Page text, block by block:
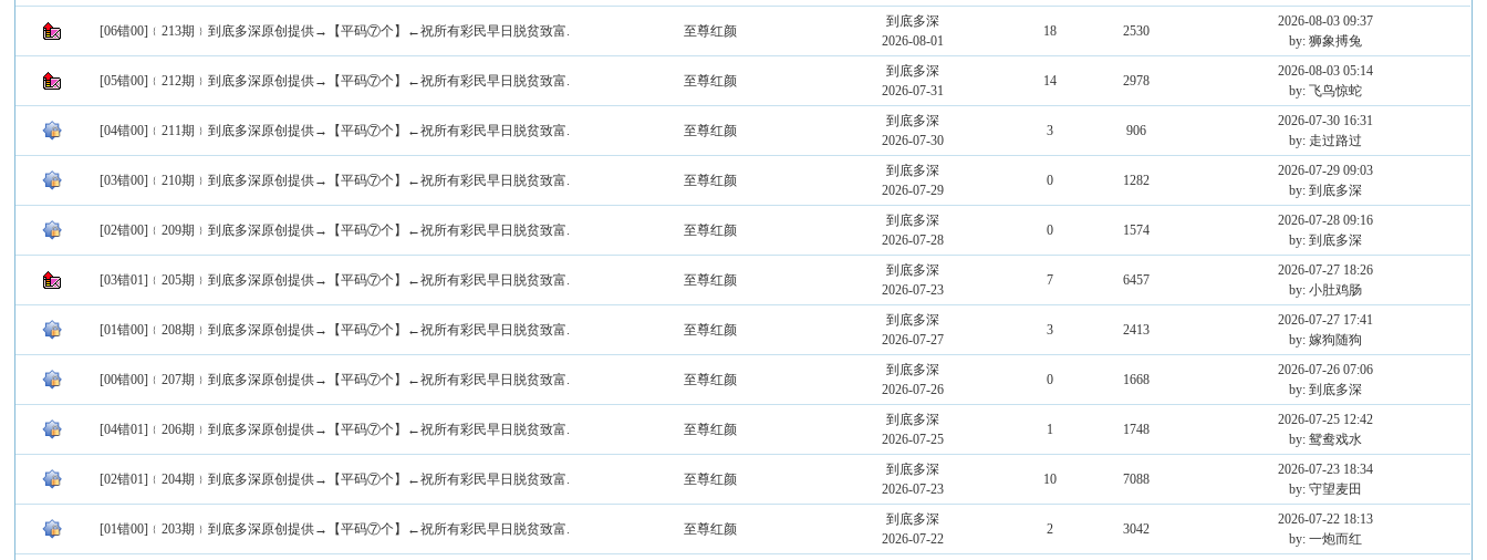
[06错00]﹛213期﹜到底多深原创提供→【平码⑦个】←祝所有彩民早日脱贫致富. 至尊红颜
到底多深
2026-08-01
18 2530
2026-08-03 09:37
by: 狮象搏兔
[05错00]﹛212期﹜到底多深原创提供→【平码⑦个】←祝所有彩民早日脱贫致富. 至尊红颜
到底多深
2026-07-31
14 2978
2026-08-03 05:14
by: 飞鸟惊蛇
[04错00]﹛211期﹜到底多深原创提供→【平码⑦个】←祝所有彩民早日脱贫致富. 至尊红颜
到底多深
2026-07-30
3 906
2026-07-30 16:31
by: 走过路过
[03错00]﹛210期﹜到底多深原创提供→【平码⑦个】←祝所有彩民早日脱贫致富. 至尊红颜
到底多深
2026-07-29
0 1282
2026-07-29 09:03
by: 到底多深
[02错00]﹛209期﹜到底多深原创提供→【平码⑦个】←祝所有彩民早日脱贫致富. 至尊红颜
到底多深
2026-07-28
0 1574
2026-07-28 09:16
by: 到底多深
[03错01]﹛205期﹜到底多深原创提供→【平码⑦个】←祝所有彩民早日脱贫致富. 至尊红颜
到底多深
2026-07-23
7 6457
2026-07-27 18:26
by: 小肚鸡肠
[01错00]﹛208期﹜到底多深原创提供→【平码⑦个】←祝所有彩民早日脱贫致富. 至尊红颜
到底多深
2026-07-27
3 2413
2026-07-27 17:41
by: 嫁狗随狗
[00错00]﹛207期﹜到底多深原创提供→【平码⑦个】←祝所有彩民早日脱贫致富. 至尊红颜
到底多深
2026-07-26
0 1668
2026-07-26 07:06
by: 到底多深
[04错01]﹛206期﹜到底多深原创提供→【平码⑦个】←祝所有彩民早日脱贫致富. 至尊红颜
到底多深
2026-07-25
1 1748
2026-07-25 12:42
by: 鸳鸯戏水
[02错01]﹛204期﹜到底多深原创提供→【平码⑦个】←祝所有彩民早日脱贫致富. 至尊红颜
到底多深
2026-07-23
10 7088
2026-07-23 18:34
by: 守望麦田
[01错00]﹛203期﹜到底多深原创提供→【平码⑦个】←祝所有彩民早日脱贫致富. 至尊红颜
到底多深
2026-07-22
2 3042
2026-07-22 18:13
by: 一炮而红